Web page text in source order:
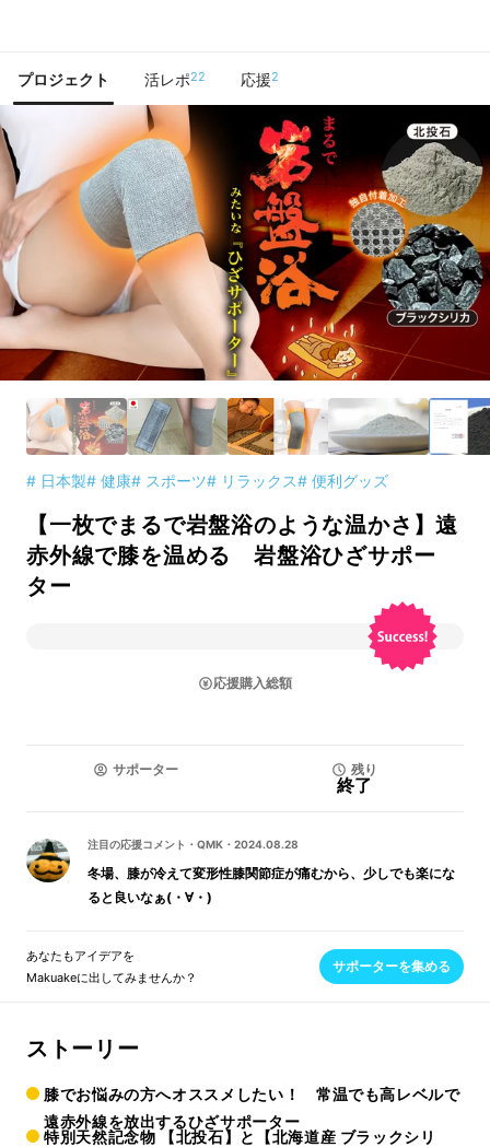
プロジェクト 活レポ22 応援2
# 日本製# 健康# スポーツ# リラックス# 便利グッズ
【一枚でまるで岩盤浴のような温かさ】遠
赤外線で膝を温める 岩盤浴ひざサポー
ター
応援購入総額
サポーター 残り
終了
注目の応援コメント ・ QMK ・ 2024.08.28
冬場、膝が冷えて変形性膝関節症が痛むから、少しでも楽にな
ると良いなぁ(・∀・)
あなたもアイデアを
Makuakeに出してみませんか？
サポーターを集める
ストーリー
膝でお悩みの方へオススメしたい！ 常温でも高レベルで
遠赤外線を放出するひざサポーター
特別天然記念物 【北投石】と【北海道産 ブラックシリ